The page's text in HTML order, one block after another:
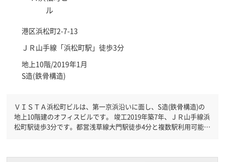
港区浜松町2-7-13
ＪＲ山手線「浜松町駅 」徒歩3分
地上10階/2019年1月
S造(鉄骨構造)
ＶＩＳＴＡ浜松町ビルは、第一京浜沿いに面し、S造(鉄骨構造)の
地上10階建のオフィスビルです。 竣工2019年築7年、ＪＲ山手線浜
松町駅徒歩3分です。都営浅草線大門駅徒歩4分と複数駅利用可能で
ている方にオススメです。